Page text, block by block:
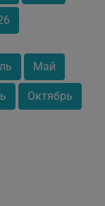
Май
Октябрь